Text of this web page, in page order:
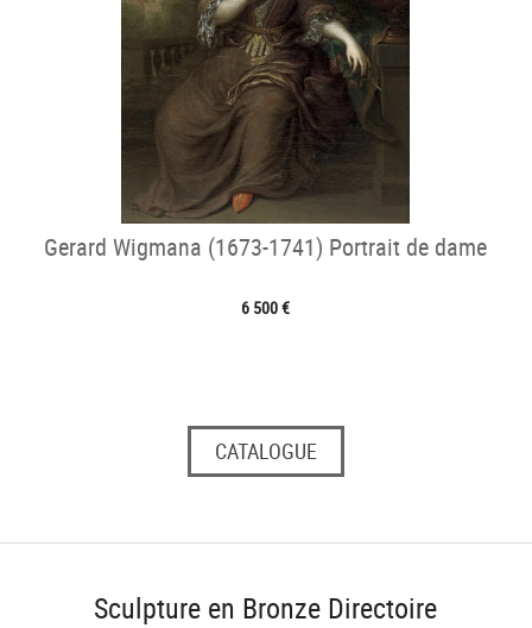
Gerard Wigmana (1673-1741) Portrait de dame
6 500 €
CATALOGUE
Sculpture en Bronze Directoire